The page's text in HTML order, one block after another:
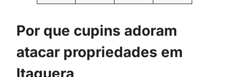
Por que cupins adoram
atacar propriedades em